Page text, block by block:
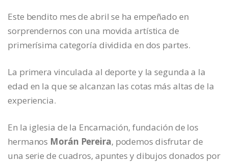
Este bendito mes de abril se ha empeñado en
sorprendernos con una movida artística de
primerísima categoría dividida en dos partes.
La primera vinculada al deporte y la segunda a la
edad en la que se alcanzan las cotas más altas de la
experiencia.
En la iglesia de la Encarnación, fundación de los
hermanos Morán Pereira, podemos disfrutar de
una serie de cuadros, apuntes y dibujos donados por